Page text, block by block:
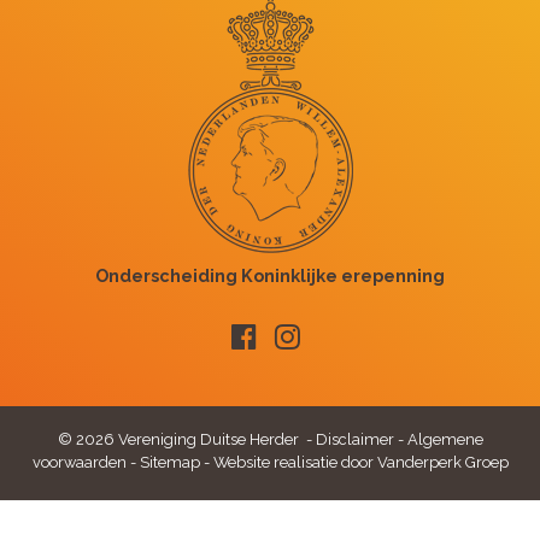
© 2026 Vereniging Duitse Herder - Disclaimer- Algemene
voorwaarden - Sitemap- Website realisatie door Vanderperk Groep